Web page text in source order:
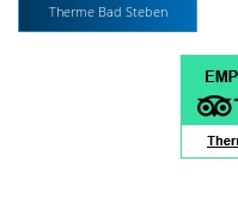
Therme Bad Steben